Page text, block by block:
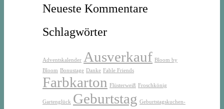
Neueste Kommentare
Schlagwörter
Adventskalender Ausverkauf Bloom by
Bloom Bonustage Danke Fable Friends
Farbkarton Flüsterweiß Froschkönig
Gartenglück Geburtstag Geburtstagskuchen-